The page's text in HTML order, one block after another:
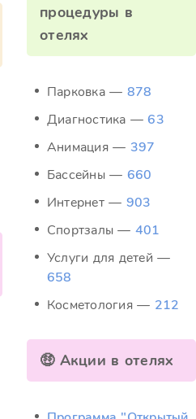
процедуры в
отелях
Парковка — 878
Диагностика —63
Анимация — 397
Бассейны — 660
Интернет — 903
Спортзалы — 401
Услуги для детей —
658
Косметология — 212
🤑 Акции в отелях